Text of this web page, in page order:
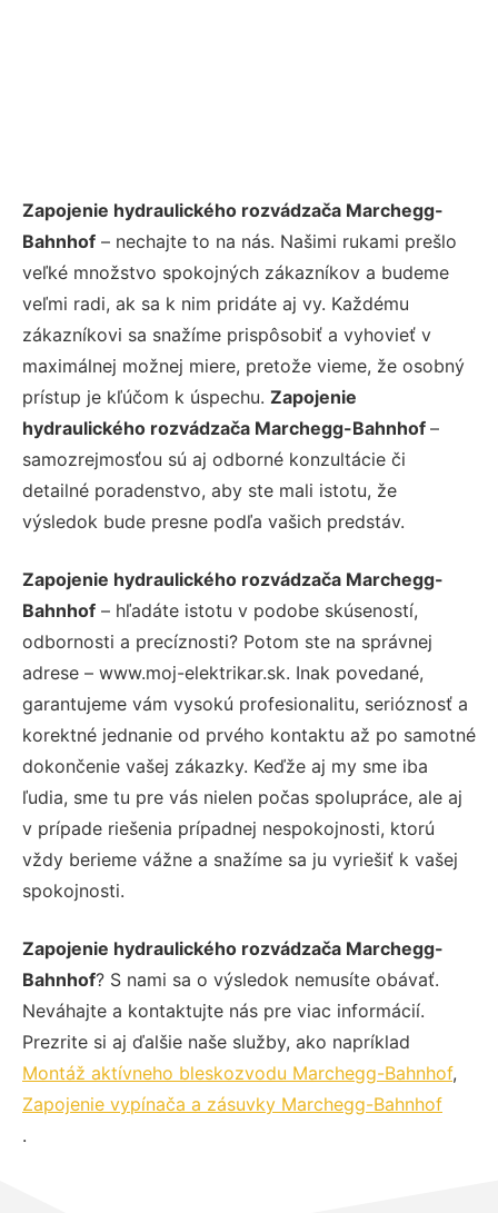
Zapojenie hydraulického rozvádzača Marchegg-
Bahnhof – nechajte to na nás. Našimi rukami prešlo
veľké množstvo spokojných zákazníkov a budeme
veľmi radi, ak sa k nim pridáte aj vy. Každému
zákazníkovi sa snažíme prispôsobiť a vyhovieť v
maximálnej možnej miere, pretože vieme, že osobný
prístup je kľúčom k úspechu. Zapojenie
hydraulického rozvádzača Marchegg-Bahnhof –
samozrejmosťou sú aj odborné konzultácie či
detailné poradenstvo, aby ste mali istotu, že
výsledok bude presne podľa vašich predstáv.
Zapojenie hydraulického rozvádzača Marchegg-
Bahnhof – hľadáte istotu v podobe skúseností,
odbornosti a precíznosti? Potom ste na správnej
adrese – www.moj-elektrikar.sk. Inak povedané,
garantujeme vám vysokú profesionalitu, serióznosť a
korektné jednanie od prvého kontaktu až po samotné
dokončenie vašej zákazky. Keďže aj my sme iba
ľudia, sme tu pre vás nielen počas spolupráce, ale aj
v prípade riešenia prípadnej nespokojnosti, ktorú
vždy berieme vážne a snažíme sa ju vyriešiť k vašej
spokojnosti.
Zapojenie hydraulického rozvádzača Marchegg-
Bahnhof? S nami sa o výsledok nemusíte obávať.
Neváhajte a kontaktujte nás pre viac informácií.
Prezrite si aj ďalšie naše služby, ako napríklad
Montáž aktívneho bleskozvodu Marchegg-Bahnhof,
Zapojenie vypínača a zásuvky Marchegg-Bahnhof
.